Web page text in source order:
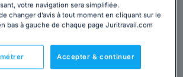
votre navigation sera simplifiée.
changer d’avis à tout moment en cliquant sur le
bas à gauche de chaque page Juritravail.com
Accepter & continuer